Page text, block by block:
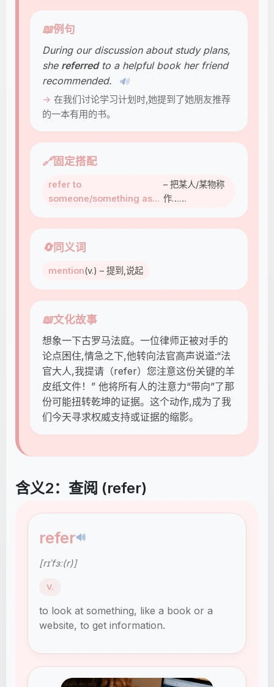
📖例句
During our discussion about study plans,
she referredto a helpful book her friend
recommended.
🔊
在我们讨论学习计划时,她提到了她朋友推荐
的一本有用的书。
🔗固定搭配
refer to
someone/something as...
– 把某人/某物称
作……
🔄同义词
mention(v.) – 提到,说起
📖文化故事
想象一下古罗马法庭。一位律师正被对手的
论点困住,情急之下,他转向法官高声说道:“法
官大人,我提请（refer）您注意这份关键的羊
皮纸文件！” 他将所有人的注意力“带向”了那
份可能扭转乾坤的证据。这个动作,成为了我
们今天寻求权威支持或证据的缩影。
含义2：查阅 (refer)
refer🔊
[rɪˈfɜː(r)]
V.
to look at something, like a book or a
website, to get information.